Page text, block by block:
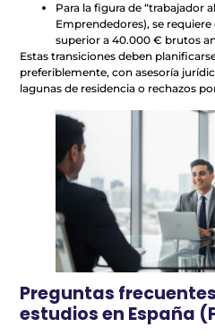
Para la figura de “trabajador
Emprendedores), se
superior a 40.000 € brutos
Estas transiciones deben
preferiblemente, con asesoría
lagunas de residencia o rechazos
Preguntas
estudios en España